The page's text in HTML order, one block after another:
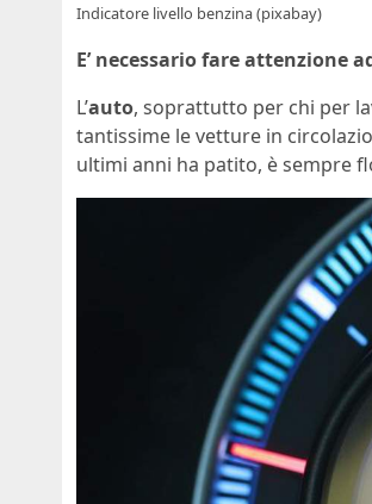
Indicatore livello benzina (pixabay)
E’ necessario fare attenzione
L’auto, soprattutto per chi per
tantissime le vetture in
ultimi anni ha patito, è sempre